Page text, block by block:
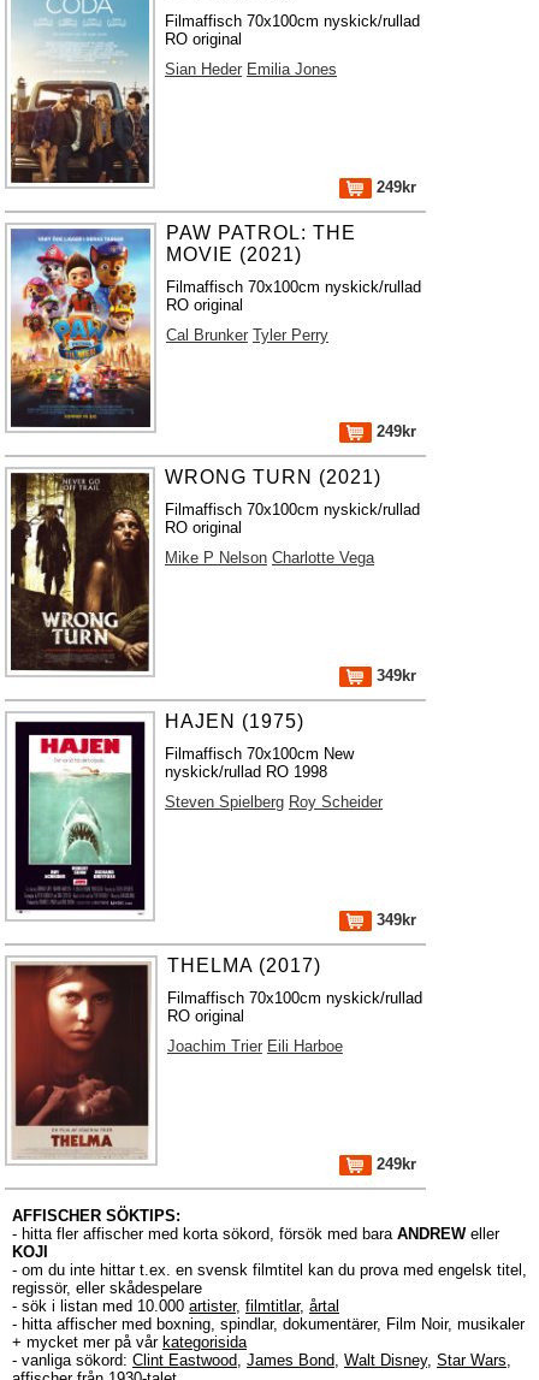
Filmaffisch 70x100cm nyskick/rullad
RO original
Sian Heder Emilia Jones
249kr
PAW PATROL: THE
MOVIE (2021)
Filmaffisch 70x100cm nyskick/rullad
RO original
Cal Brunker Tyler Perry
249kr
WRONG TURN (2021)
Filmaffisch 70x100cm nyskick/rullad
RO original
Mike P Nelson Charlotte Vega
349kr
HAJEN (1975)
Filmaffisch 70x100cm New
nyskick/rullad RO 1998
Steven Spielberg Roy Scheider
349kr
THELMA (2017)
Filmaffisch 70x100cm nyskick/rullad
RO original
Joachim Trier Eili Harboe
249kr
AFFISCHER SÖKTIPS:
- hitta fler affischer med korta sökord, försök med bara ANDREWeller
KOJI
- om du inte hittar t.ex. en svensk filmtitel kan du prova med engelsk titel,
regissör, eller skådespelare
- sök i listan med 10.000 artister, filmtitlar, årtal
- hitta affischer med boxning, spindlar, dokumentärer, Film Noir, musikaler
+ mycket mer på vår kategorisida
- vanliga sökord: Clint Eastwood, James Bond, Walt Disney, Star Wars,